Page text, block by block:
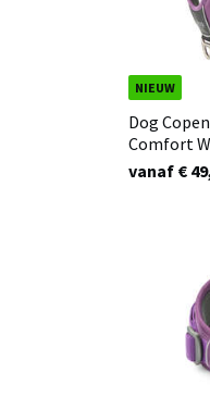
NIEUW
Dog
Comfort
vanaf €